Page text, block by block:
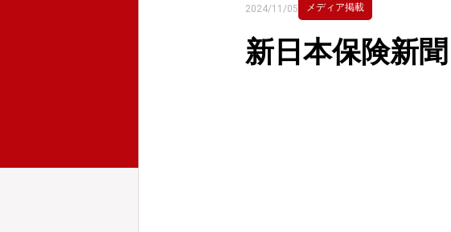
2024/11/05 メディア掲載
新日本保険新聞